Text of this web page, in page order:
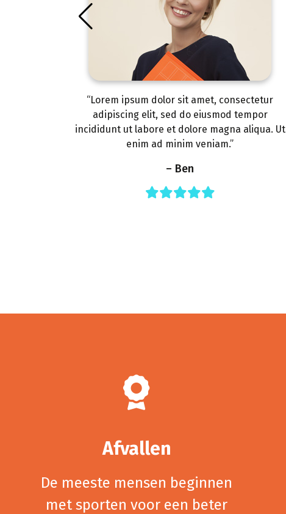
“Lorem ipsum dolor sit amet, consectetur
adipiscing elit, sed do eiusmod tempor
incididunt ut labore et dolore magna aliqua. Ut
enim ad minim veniam.”
– Ben
Afvallen
De meeste mensen beginnen
met sporten voor een beter